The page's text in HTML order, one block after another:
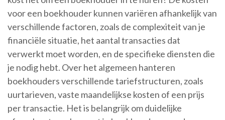
voor een boekhouder kunnen variëren afhankelijk van
verschillende factoren, zoals de complexiteit van je
financiële situatie, het aantal transacties dat
verwerkt moet worden, en de specifieke diensten die
je nodig hebt. Over het algemeen hanteren
boekhouders verschillende tariefstructuren, zoals
uurtarieven, vaste maandelijkse kosten of een prijs
per transactie. Het is belangrijk om duidelijke